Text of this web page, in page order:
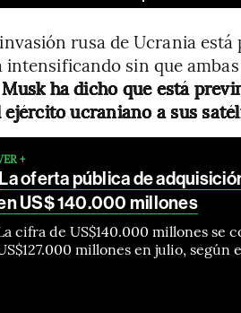
rusa de Ucrania
sin que
ha dicho que está
ucraniano a sus
+
La oferta pública de
US$ 140.000 millones
cifra de US$140.000 millones se
millones en julio,